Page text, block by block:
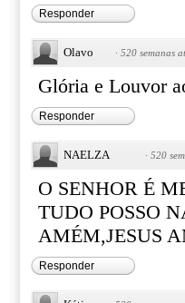
Responder
Olavo · 520 semanas
Glória e Louvor
Responder
NAELZA · 520
O SENHOR É
TUDO POSSO
AMÉM,JESUS
Responder